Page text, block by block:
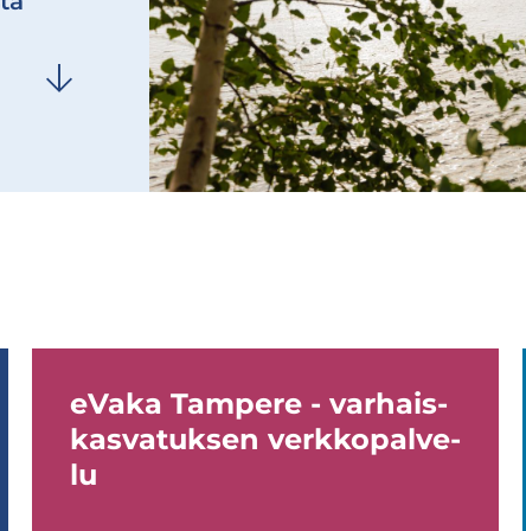
eVaka Tam­pe­re - var­hais­
kas­va­tuk­sen verk­ko­pal­ve­
lu